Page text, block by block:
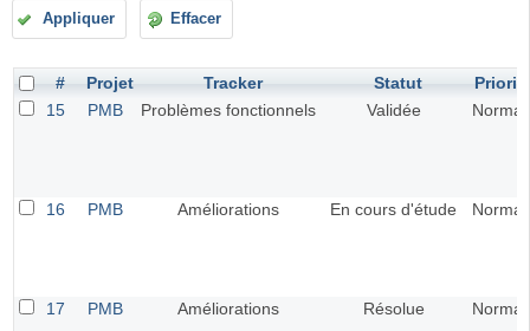
Appliquer Effacer
# Projet Tracker Statut
15
PMB Problèmes fonctionnels Validée Normal
16 PMB Améliorations En cours d'étude Normal
17 PMB Améliorations Résolue Normal